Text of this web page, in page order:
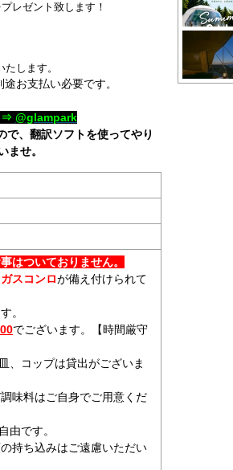
レゼント致します！
します。
途お支払い必要です。
⇒ @glampark
、翻訳ソフトを使ってやり
ませ。
はついておりません。
スコンロが備え付けられて
。
でございます。【時間厳守
、コップは貸出がございま
味料はご自身でご用意くだ
由です。
持ち込みはご遠慮いただい